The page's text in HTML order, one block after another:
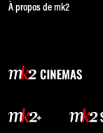
À propos de mk2